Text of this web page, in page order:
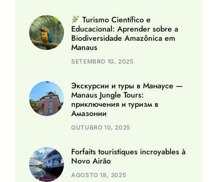
Turismo Científico e
Educacional: Aprender sobre a
Biodiversidade Amazônica em
Manaus
SETEMBRO 10, 2025
Экскурсии и туры в Манаусе —
Manaus Jungle Tours:
приключения и туризм в
Амазонии
OUTUBRO 10, 2025
Forfaits touristiques incroyables à
Novo Airão
AGOSTO 18, 2025